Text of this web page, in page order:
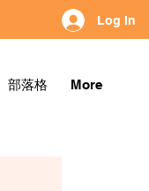
Log In
部落格 More